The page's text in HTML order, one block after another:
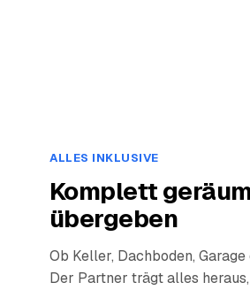
ALLES INKLUSIVE
Komplett
übergeben
Ob Keller, Dachboden,
Der Partner trägt alles